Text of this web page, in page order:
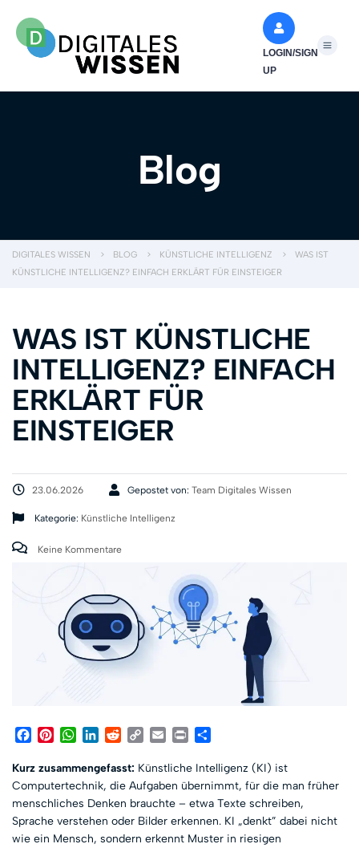
LOGIN/SIGN
UP
Blog
DIGITALES WISSEN > BLOG > KÜNSTLICHE INTELLIGENZ >
WAS IST
KÜNSTLICHE INTELLIGENZ? EINFACH ERKLÄRT FÜR EINSTEIGER
WAS IST KÜNSTLICHE
INTELLIGENZ? EINFACH
ERKLÄRT FÜR
EINSTEIGER
23.06.2026 Gepostet von: Team Digitales Wissen
Kategorie: Künstliche Intelligenz
Keine Kommentare
Facebook
PinterestWhatsApp
LinkedInRedditCopy EmailPrint
Kurz zusammengefasst: Künstliche Intelligenz (KI) ist
Computertechnik, die Aufgaben übernimmt, für die man früher
menschliches Denken brauchte – etwa Texte schreiben,
Sprache verstehen oder Bilder erkennen. KI „denkt” dabei nicht
wie ein Mensch, sondern erkennt Muster in riesigen